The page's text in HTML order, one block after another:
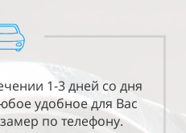
1-3 дней со дня
удобное для Вас
по телефону.